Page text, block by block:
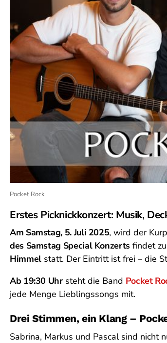
Pocket Rock
Erstes Picknickkonzert: Musik,
Am Samstag, 5. Juli 2025, wird der
des Samstag Special Konzertsfindet
Himmelstatt. Der Eintritt ist frei – die
Ab 19:30 Uhrsteht die Band Pocket
jede Menge Lieblingssongs mit.
Drei Stimmen, ein Klang –
Sabrina, Markus und Pascal sind nicht